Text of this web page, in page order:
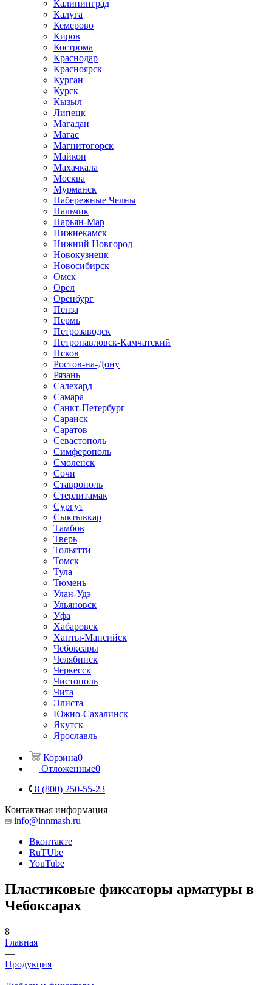
Калининград
Калуга
Кемерово
Киров
Кострома
Краснодар
Красноярск
Курган
Курск
Кызыл
Липецк
Магадан
Магас
Магнитогорск
Майкоп
Махачкала
Москва
Мурманск
Набережные Челны
Нальчик
Нарьян-Мар
Нижнекамск
Нижний Новгород
Новокузнецк
Новосибирск
Омск
Орёл
Оренбург
Пенза
Пермь
Петрозаводск
Петропавловск-Камчатский
Псков
Ростов-на-Дону
Рязань
Салехард
Самара
Санкт-Петербург
Саранск
Саратов
Севастополь
Симферополь
Смоленск
Сочи
Ставрополь
Стерлитамак
Сургут
Сыктывкар
Тамбов
Тверь
Тольятти
Томск
Тула
Тюмень
Улан-Удэ
Ульяновск
Уфа
Хабаровск
Ханты-Мансийск
Чебоксары
Челябинск
Черкесск
Чистополь
Чита
Элиста
Южно-Сахалинск
Якутск
Ярославль
Корзина0
Отложенные0
8 (800) 250-55-23
Контактная информация
info@innmash.ru
Вконтакте
RuTUbe
YouTube
Пластиковые фиксаторы арматуры в
Чебоксарах
8
Главная
—
Продукция
—